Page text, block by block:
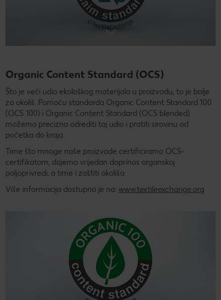
Organic Content Standard (OCS)
Što je veći udio ekološkog materijala u proizvodu, to je bolje
za okoliš. Pomoću standarda Organic Content Standard 100
(OCS 100) i Organic Content Standard (OCS blended)
možemo precizno odrediti taj udio i pratiti sirovinu od
početka do kraja.
Time što mnoge naše proizvode certificiramo OCS-
certifikatom, dajemo vrijedan doprinos organskoj
poljoprivredi, a time i zaštiti okoliša.
Više informacija dostupno je na: www.textileexchange.org